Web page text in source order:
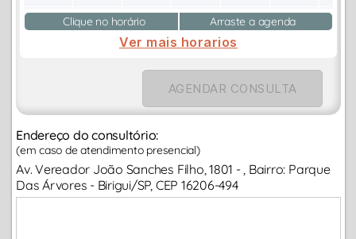
Clique no horário Arraste a agenda
Ver mais horarios
AGENDAR CONSULTA
Endereço do consultório:
(em caso de atendimento presencial)
Av. Vereador João Sanches Filho, 1801 - , Bairro: Parque
Das Árvores - Birigui/SP, CEP 16206-494